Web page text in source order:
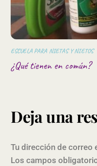
ESCUELA PARA NIETAS Y NIETOS
¿Qué tienen en común?
Deja una
Tu dirección de correo
Los campos